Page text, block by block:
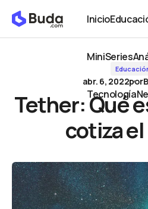
Inicio
Inicio
MiniSeries
MiniSeries
Tecnología
Tecnología
Tether: Qué es y cómo se cotiza el
abr. 6, 2022por
Tether: Qué
cotiza el